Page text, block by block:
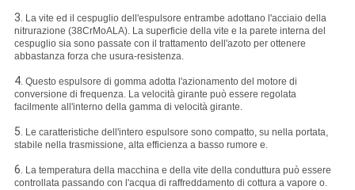
3. La vite ed il cespuglio dell'espulsore entrambe adottano l'acciaio della
nitrurazione (38CrMoALA). La superficie della vite e la parete interna del
cespuglio sia sono passate con il trattamento dell'azoto per ottenere
abbastanza forza che usura-resistenza.
4. Questo espulsore di gomma adotta l'azionamento del motore di
conversione di frequenza. La velocità girante può essere regolata
facilmente all'interno della gamma di velocità girante.
5. Le caratteristiche dell'intero espulsore sono compatto, su nella portata,
stabile nella trasmissione, alta efficienza a basso rumore e.
6. La temperatura della macchina e della vite della conduttura può essere
controllata passando con l'acqua di raffreddamento di cottura a vapore o.